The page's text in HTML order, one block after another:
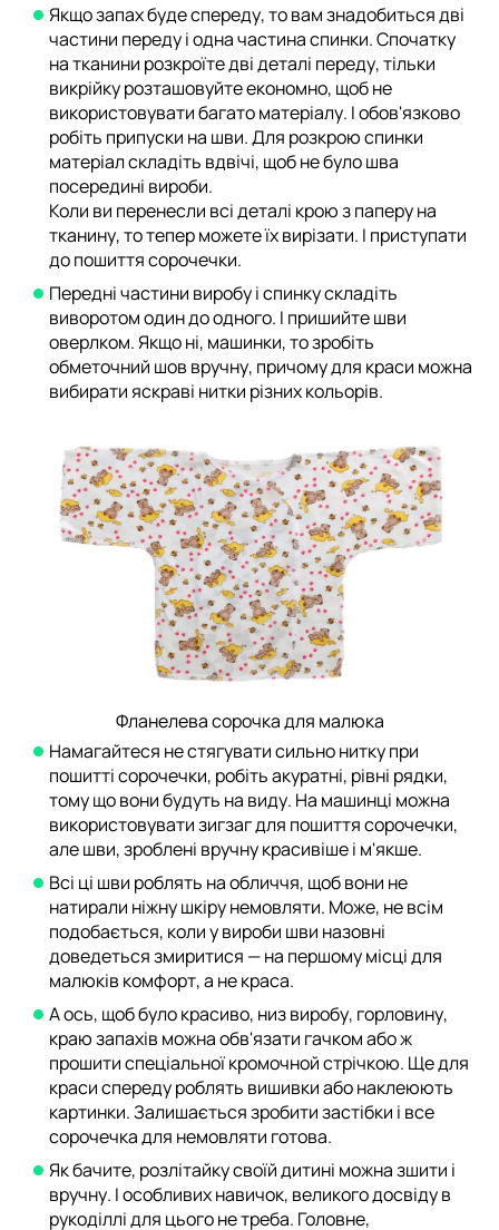
Якщо запах буде спереду, то вам знадобиться дві
частини переду і одна частина спинки. Спочатку
на тканини розкроїте дві деталі переду, тільки
викрійку розташовуйте економно, щоб не
використовувати багато матеріалу. І обов'язково
робіть припуски на шви. Для розкрою спинки
матеріал складіть вдвічі, щоб не було шва
посередині вироби.
Коли ви перенесли всі деталі крою з паперу на
тканину, то тепер можете їх вирізати. І приступати
до пошиття сорочечки.
Передні частини виробу і спинку складіть
виворотом один до одного. І пришийте шви
оверлком. Якщо ні, машинки, то зробіть
обметочний шов вручну, причому для краси можна
вибирати яскраві нитки різних кольорів.
Фланелева сорочка для малюка
Намагайтеся не стягувати сильно нитку при
пошитті сорочечки, робіть акуратні, рівні рядки,
тому що вони будуть на виду. На машинці можна
використовувати зигзаг для пошиття сорочечки,
але шви, зроблені вручну красивіше і м'якше.
Всі ці шви роблять на обличчя, щоб вони не
натирали ніжну шкіру немовляти. Може, не всім
подобається, коли у вироби шви назовні
доведеться змиритися — на першому місці для
малюків комфорт, а не краса.
А ось, щоб було красиво, низ виробу, горловину,
краю запахів можна обв'язати гачком або ж
прошити спеціальної кромочной стрічкою. Ще для
краси спереду роблять вишивки або наклеюють
картинки. Залишається зробити застібки і все
сорочечка для немовляти готова.
Як бачите, розлітайку своїй дитині можна зшити і
вручну. І особливих навичок, великого досвіду в
рукоділлі для цього не треба. Головне,